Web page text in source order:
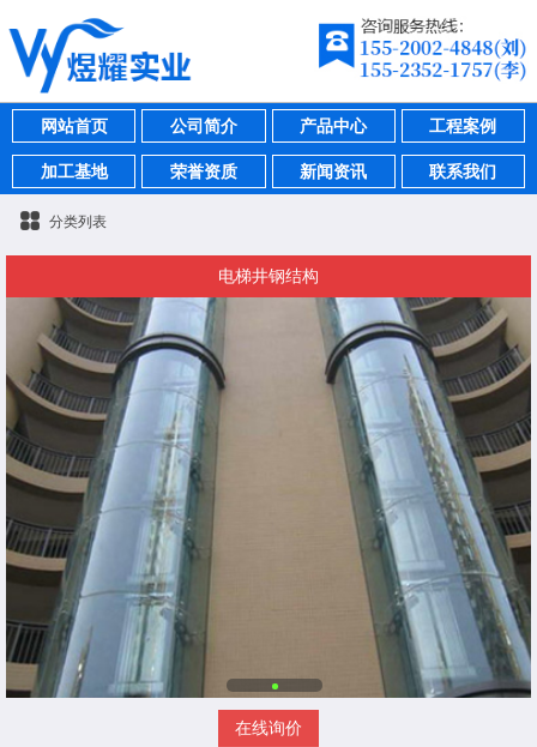
网站首页 公司简介 产品中心 工程案例
加工基地 荣誉资质 新闻资讯 联系我们
分类列表
电梯井钢结构
在线询价